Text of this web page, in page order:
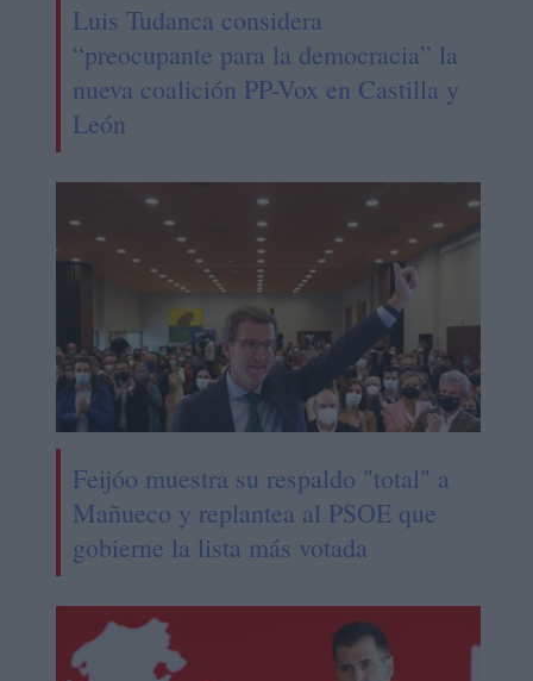
Luis Tudanca considera
“preocupante para la democracia” la
nueva coalición PP-Vox en Castilla y
León
Feijóo muestra su respaldo "total" a
Mañueco y replantea al PSOE que
gobierne la lista más votada